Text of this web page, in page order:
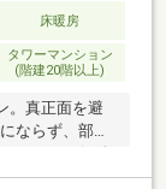
床暖房
タワーマンション
(階建20階以上)
。真正面を避
ならず、部屋
完結。生鮮